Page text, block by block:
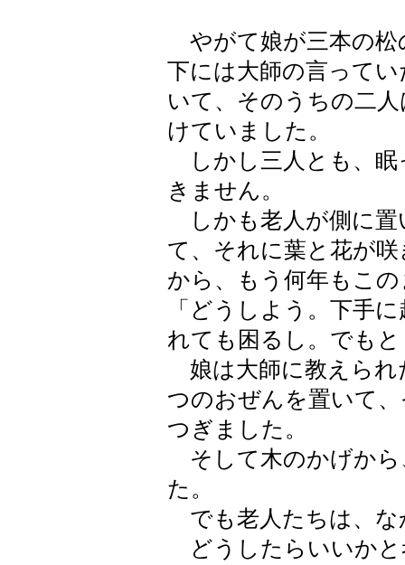
やがて娘が三本の松
下には大師の言って
いて、そのうちの二
けていました。
しかし三人とも、眠
きません。
しかも老人が側に置
て、それに葉と花が
から、もう何年もこ
「どうしよう。下手
れても困るし。でも
娘は大師に教えられ
つのおぜんを置いて
つぎました。
そして木のかげから
た。
でも老人たちは、な
どうしたらいいかと